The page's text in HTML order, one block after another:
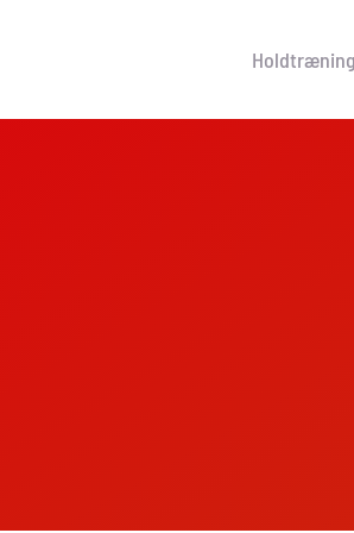
Holdtræning